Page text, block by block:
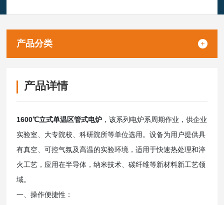
产品分类
产品详情
1600℃立式单温区管式电炉 ，该系列电炉系周期作业，供企业
实验室、大专院校、科研院所等单位选用。设备为用户提供具
有真空、可控气氛及高温的实验环境，适用于快速热处理和淬
火工艺，应用在半导体，纳米技术、碳纤维等新材料新工艺领
域。
一、操作便捷性：